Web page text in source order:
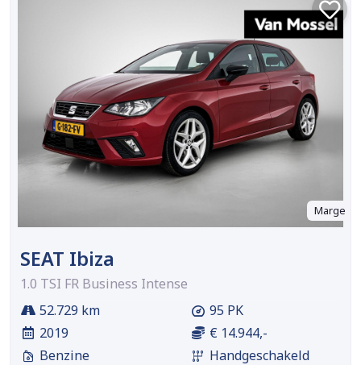
Marge
SEAT Ibiza
1.0 TSI FR Business Intense
52.729 km
2019
Benzine
95 PK
€ 14.944,-
Handgeschakeld